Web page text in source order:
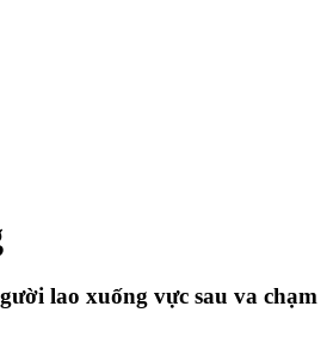
lao xuống vực sau va chạm